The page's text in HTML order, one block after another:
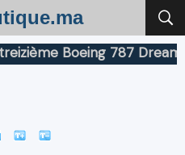
Boeing 787 Dreamliner